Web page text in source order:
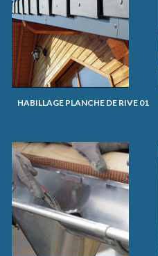
HABILLAGE PLANCHE DE RIVE 01